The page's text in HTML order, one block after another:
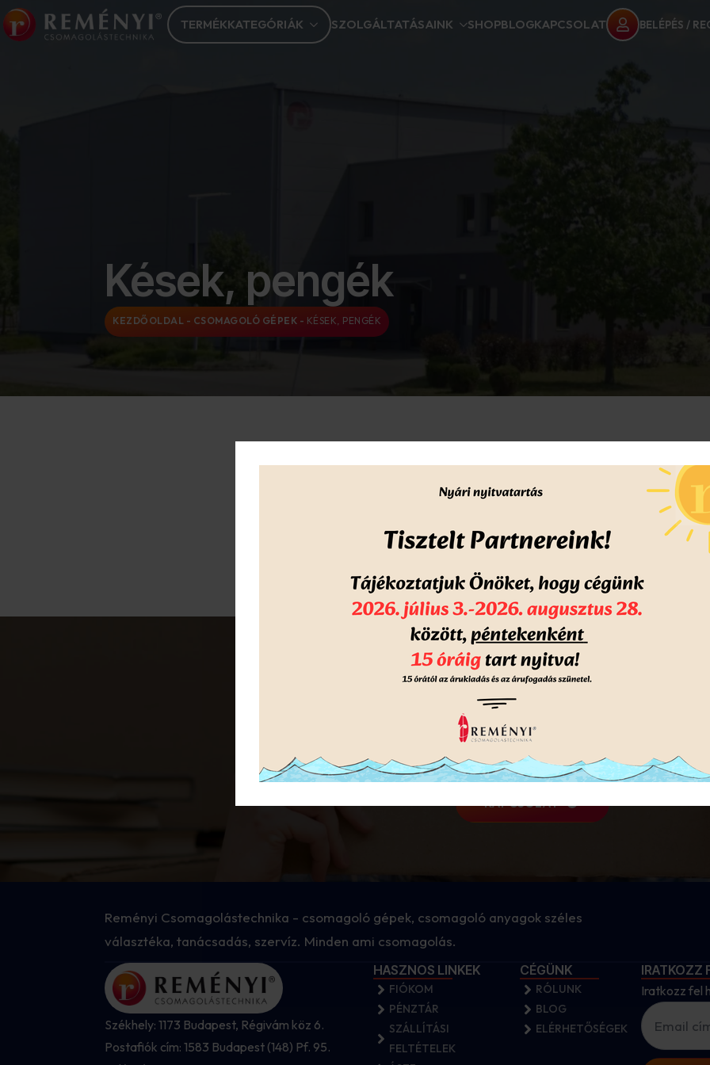
TERMÉKKATEGÓRIÁK SZOLGÁLTATÁSAINK SHOPBLOGKAPCSOLAT BELÉPÉS /
Kések, pengék
KEZDŐOLDAL - CSOMAGOLÓ GÉPEK - KÉSEK, PENGÉK
KAPCSOLATFELVÉTEL
Bármilyen kérdés esetén
kapcsolatba velünk
KAPCSOLAT
Reményi Csomagolástechnika - csomagoló gépek, csomagoló anyagok széles
választéka, tanácsadás, szervíz. Minden ami csomagolás.
Székhely: 1173 Budapest, Régivám köz 6.
Postafiók cím: 1583 Budapest (148) Pf. 95.
HASZNOS LINKEK
FIÓKOM
PÉNZTÁR
SZÁLLÍTÁSI
FELTÉTELEK
CÉGÜNK
RÓLUNK
BLOG
ELÉRHETŐSÉGEK
IRATKOZZ
Iratkozz fel